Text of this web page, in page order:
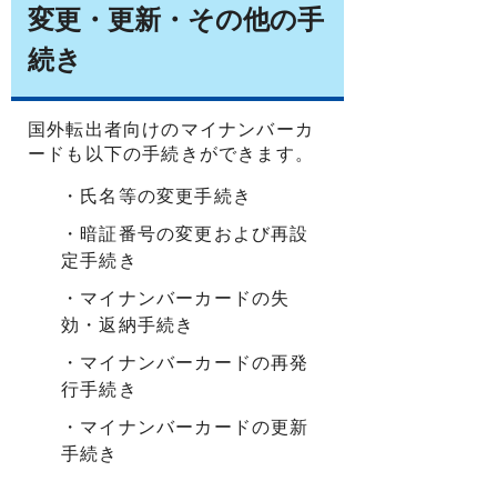
変更・更新・その他の手
続き
国外転出者向けのマイナンバーカ
ードも以下の手続きができます。
・氏名等の変更手続き
・暗証番号の変更および再設
定手続き
・マイナンバーカードの失
効・返納手続き
・マイナンバーカードの再発
行手続き
・マイナンバーカードの更新
手続き